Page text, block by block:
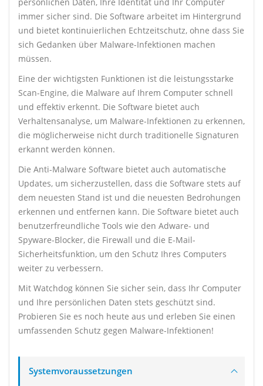
persönlichen Daten, Ihre Identität und Ihr Computer
immer sicher sind. Die Software arbeitet im Hintergrund
und bietet kontinuierlichen Echtzeitschutz, ohne dass Sie
sich Gedanken über Malware-Infektionen machen
müssen.
Eine der wichtigsten Funktionen ist die leistungsstarke
Scan-Engine, die Malware auf Ihrem Computer schnell
und effektiv erkennt. Die Software bietet auch
Verhaltensanalyse, um Malware-Infektionen zu erkennen,
die möglicherweise nicht durch traditionelle Signaturen
erkannt werden können.
Die Anti-Malware Software bietet auch automatische
Updates, um sicherzustellen, dass die Software stets auf
dem neuesten Stand ist und die neuesten Bedrohungen
erkennen und entfernen kann. Die Software bietet auch
benutzerfreundliche Tools wie den Adware- und
Spyware-Blocker, die Firewall und die E-Mail-
Sicherheitsfunktion, um den Schutz Ihres Computers
weiter zu verbessern.
Mit Watchdog können Sie sicher sein, dass Ihr Computer
und Ihre persönlichen Daten stets geschützt sind.
Probieren Sie es noch heute aus und erleben Sie einen
umfassenden Schutz gegen Malware-Infektionen!
Systemvoraussetzungen